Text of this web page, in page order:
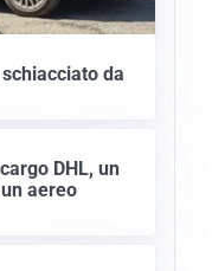
da
DHL, un
aereo